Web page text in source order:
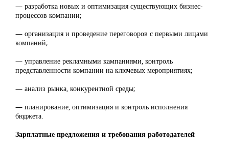
— разработка новых и оптимизация существующих бизнес-
процессов компании;
— организация и проведение переговоров с первыми лицами
компаний;
— управление рекламными кампаниями, контроль
представленности компании на ключевых мероприятиях;
— анализ рынка, конкурентной среды;
— планирование, оптимизация и контроль исполнения
бюджета.
Зарплатные предложения и требования работодателей